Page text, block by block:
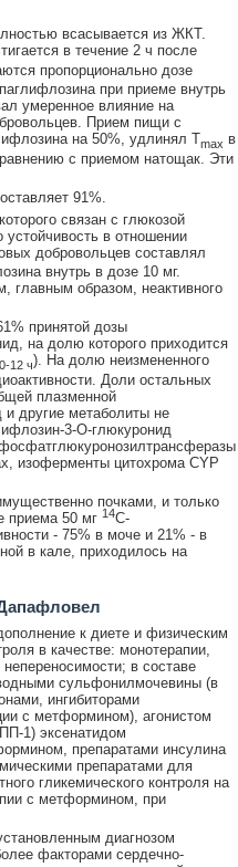
всасывается из ЖКТ.
в течение 2 ч после
пропорционально дозе
при приеме внутрь
умеренное влияние на
Прием пищи с
на 50%, удлинял Тmax в
с приемом натощак. Эти
91%.
связан с глюкозой
устойчивость в отношении
добровольцев составлял
внутрь в дозе 10 мг.
главным образом, неактивного
принятой дозы
на долю которого приходится
12 ч). На долю неизмененного
Доли остальных
плазменной
другие метаболиты не
3-О-глюкуронид
изоферменты цитохрома CYP
почками, и только
приема 50 мг 14С-
- 75% в моче и 21% - в
в кале, приходилось на
к диете и физическим
в качестве: монотерапии,
в составе
сульфонилмочевины (в
ингибиторами
с метформином), агонистом
1) эксенатидом
препаратами инсулина
препаратами для
гликемического контроля на
с метформином, при
диагнозом
факторами сердечно-